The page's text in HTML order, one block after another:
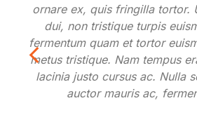
ornare ex, quis fringilla tortor.
dui, non tristique turpis
fermentum quam et tortor
metus tristique. Nam tempus
lacinia justo cursus ac. Nulla
auctor mauris ac,